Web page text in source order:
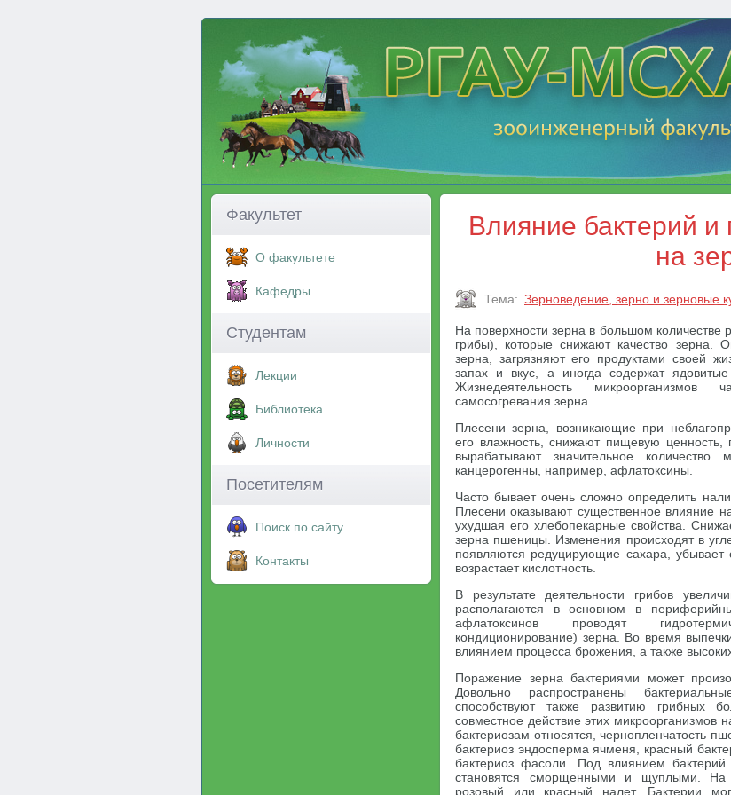
Факультет
О факультете
Кафедры
Студентам
Лекции
Библиотека
Личности
Посетителям
Поиск по сайту
Контакты
Влияние бактерий и
на
Тема: Зерноведение, зерно и зерновые
На поверхности зерна в большом количестве
грибы), которые снижают качество зерна.
зерна, загрязняют его продуктами своей
запах и вкус, а иногда содержат
Жизнедеятельность
самосогревания зерна.
Плесени зерна, возникающие при
его влажность, снижают пищевую ценность,
вырабатывают значительное количество
канцерогенны, например, афлатоксины.
Часто бывает очень сложно определить
Плесени оказывают существенное влияние
ухудшая его хлебопекарные свойства.
зерна пшеницы. Изменения происходят в
появляются редуцирующие сахара, убывает
возрастает кислотность.
В результате деятельности грибов
располагаются в основном в
афлатоксинов проводят
кондиционирование) зерна. Во время
влиянием процесса брожения, а также
Поражение зерна бактериями может
Довольно распространены
способствуют также развитию грибных
совместное действие этих микроорганизмов
бактериозам относятся, чернопленчатость
бактериоз эндосперма ячменя, красный
бактериоз фасоли. Под влиянием
становятся сморщенными и щуплыми. На
розовый или красный налет. Бактерии